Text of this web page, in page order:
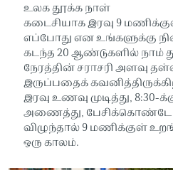
உலக தூக்க நாள்
கடைசியாக இரவு 9
எப்போது என உங்களுக்கு
கடந்த 20 ஆண்டுகளில் நாம்
நேரத்தின் சராசரி
இருப்பதைக்
இரவு உணவு முடித்து, 8:30-
அணைத்து, பேசிக்கொண்டே
விழுந்தால் 9 மணிக்குள்
ஒரு காலம்.